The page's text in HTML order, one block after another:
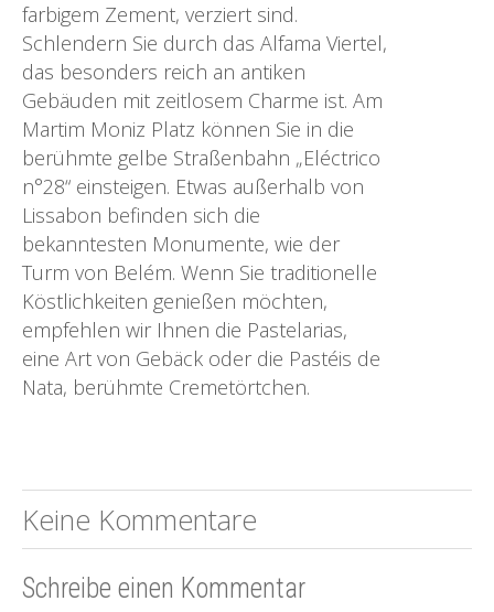
farbigem Zement, verziert sind.
Schlendern Sie durch das Alfama Viertel,
das besonders reich an antiken
Gebäuden mit zeitlosem Charme ist. Am
Martim Moniz Platz können Sie in die
berühmte gelbe Straßenbahn „Eléctrico
n°28“ einsteigen. Etwas außerhalb von
Lissabon befinden sich die
bekanntesten Monumente, wie der
Turm von Belém. Wenn Sie traditionelle
Köstlichkeiten genießen möchten,
empfehlen wir Ihnen die Pastelarias,
eine Art von Gebäck oder die Pastéis de
Nata, berühmte Cremetörtchen.
Keine Kommentare
Schreibe einen Kommentar